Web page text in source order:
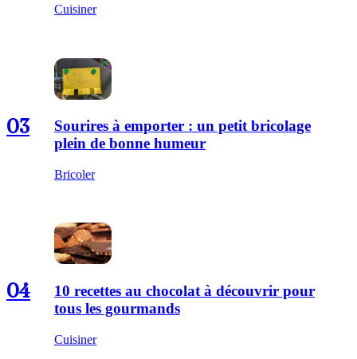
Cuisiner
03
Sourires à emporter : un petit bricolage
plein de bonne humeur
Bricoler
04
10 recettes au chocolat à découvrir pour
tous les gourmands
Cuisiner